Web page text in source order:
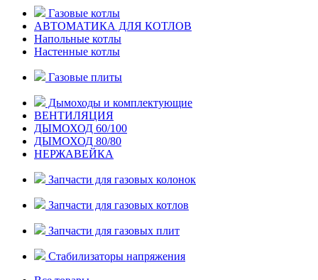
Газовые котлы
АВТОМАТИКА ДЛЯ КОТЛОВ
Напольные котлы
Настенные котлы
Газовые плиты
Дымоходы и комплектующие
ВЕНТИЛЯЦИЯ
ДЫМОХОД 60/100
ДЫМОХОД 80/80
НЕРЖАВЕЙКА
Запчасти для газовых колонок
Запчасти для газовых котлов
Запчасти для газовых плит
Стабилизаторы напряжения